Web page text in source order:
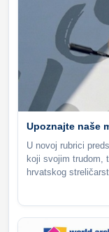
Upoznajte naše
U novoj rubrici
koji svojim trudom,
hrvatskog